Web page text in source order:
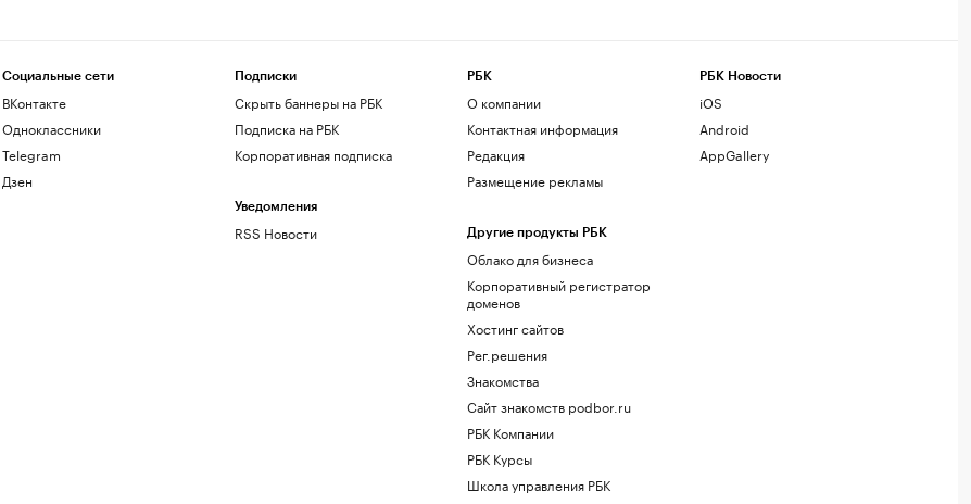
Социальные сети
ВКонтакте
Одноклассники
Telegram
Дзен
Подписки
Скрыть баннеры на РБК
Подписка на РБК
Корпоративная подписка
Уведомления
RSS Новости
РБК
О компании
Контактная информация
Редакция
Размещение рекламы
Другие продукты РБК
Облако для бизнеса
Корпоративный регистратор
доменов
Хостинг сайтов
Рег.решения
Знакомства
Сайт знакомств podbor.ru
РБК Компании
РБК Курсы
Школа управления РБК
РБК Новости
iOS
Android
AppGallery